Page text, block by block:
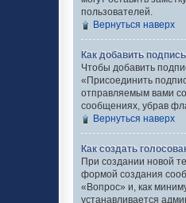
пользователей.
Вернуться наверх
Как добавить
Чтобы добавить
«Присоединить
отправляемым вами
сообщениях, убрав
Вернуться наверх
Как создать
При создании новой
формой создания
«Вопрос» и, как
устанавливается